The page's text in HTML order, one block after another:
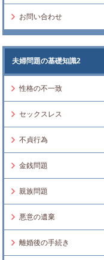
お問い合わせ
夫婦問題の基礎知識2
性格の不一致
セックスレス
不貞行為
金銭問題
親族問題
悪意の遺棄
離婚後の手続き